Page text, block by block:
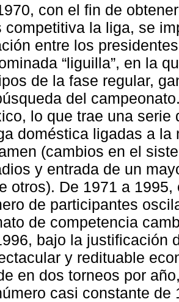
con el fin de
competitiva la liga, se
entre los
“liguilla”, en la
de la fase regular,
del
lo que trae una
doméstica ligadas a
(cambios en el
y entrada de un
otros). De 1971 a
de participantes
de competencia
bajo la justificación
y redituable
en dos torneos por
casi constante